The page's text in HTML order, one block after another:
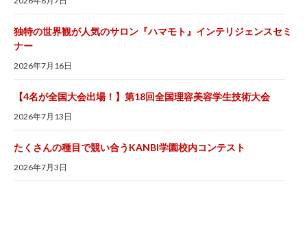
独特の世界観が人気のサロン『ハマモト』インテリジェンスセミ
ナー
2026年7月16日
【4名が全国大会出場！】第18回全国理容美容学生技術大会
2026年7月13日
たくさんの種目で競い合うKANBI学園校内コンテスト
2026年7月3日